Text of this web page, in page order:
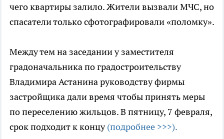
чего квартиры залило. Жители вызвали МЧС, но
спасатели только сфотографировали «поломку».
Между тем на заседании у заместителя
градоначальника по градостроительству
Владимира Астанина руководству фирмы
застройщика дали время чтобы принять меры
по переселению жильцов. В пятницу, 7 февраля,
срок подходит к концу(подробнее >>>).